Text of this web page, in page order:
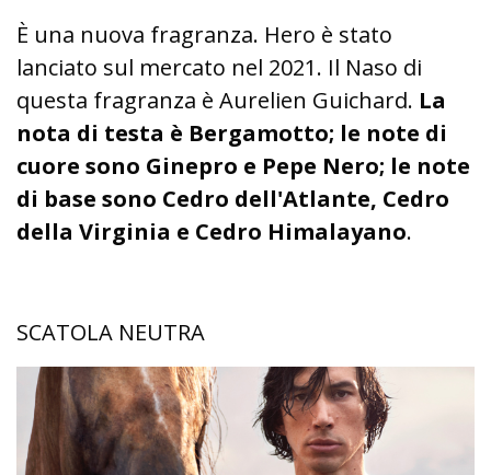
È una nuova fragranza. Hero è stato
lanciato sul mercato nel 2021. Il Naso di
questa fragranza è Aurelien Guichard. La
nota di testa è Bergamotto; le note di
cuore sono Ginepro e Pepe Nero; le note
di base sono Cedro dell'Atlante, Cedro
della Virginia e Cedro Himalayano.
SCATOLA NEUTRA